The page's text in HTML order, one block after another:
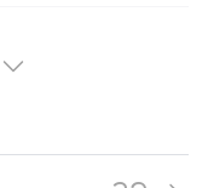
36